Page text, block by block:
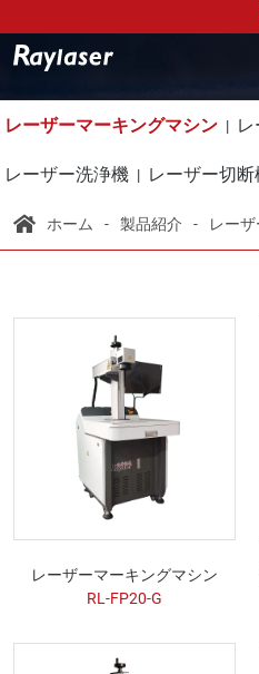
レーザーマーキングマシン
レーザー洗浄機 レーザー切断
ホーム 製品紹介 レー
レーザーマーキングマシン
RL-FP20-G